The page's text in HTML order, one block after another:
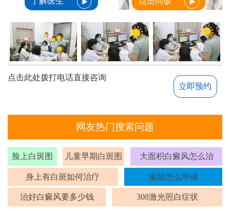
点击此处拨打电话直接咨询
立即预约
网友热门搜索问题
脸上白斑图 儿童早期白斑图 大面积白癜风怎么治
身上有白斑如何治疗 援助怎么申请
治好白癜风要多少钱 308激光照白症状